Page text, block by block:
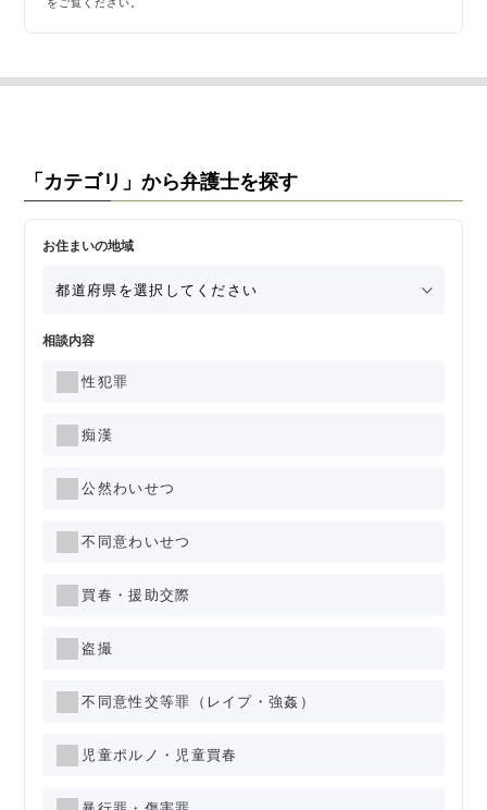
をご覧ください。
「カテゴリ」から弁護士を探す
お住まいの地域
相談内容
性犯罪
痴漢
公然わいせつ
不同意わいせつ
買春・援助交際
盗撮
不同意性交等罪（レイプ・強姦）
児童ポルノ・児童買春